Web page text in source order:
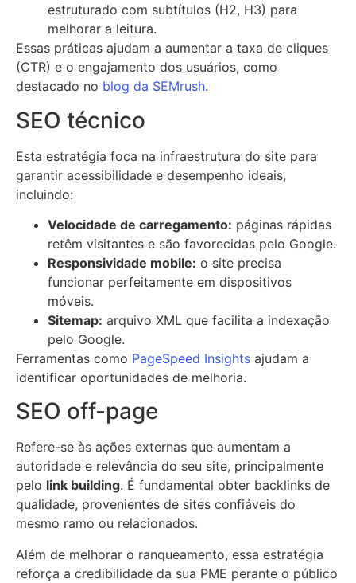
estruturado com subtítulos (H2, H3) para
melhorar a leitura.
Essas práticas ajudam a aumentar a taxa de cliques
(CTR) e o engajamento dos usuários, como
destacado no blog da SEMrush.
SEO técnico
Esta estratégia foca na infraestrutura do site para
garantir acessibilidade e desempenho ideais,
incluindo:
Velocidade de carregamento: páginas rápidas
retêm visitantes e são favorecidas pelo Google.
Responsividade mobile: o site precisa
funcionar perfeitamente em dispositivos
móveis.
Sitemap: arquivo XML que facilita a indexação
pelo Google.
Ferramentas como PageSpeed Insights ajudam a
identificar oportunidades de melhoria.
SEO off-page
Refere-se às ações externas que aumentam a
autoridade e relevância do seu site, principalmente
pelo link building. É fundamental obter backlinks de
qualidade, provenientes de sites confiáveis do
mesmo ramo ou relacionados.
Além de melhorar o ranqueamento, essa estratégia
reforça a credibilidade da sua PME perante o público